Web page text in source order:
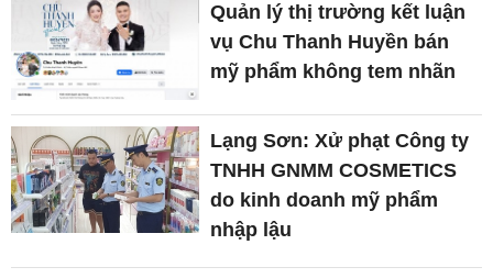
Quản lý thị trường kết luận
vụ Chu Thanh Huyền bán
mỹ phẩm không tem nhãn
Lạng Sơn: Xử phạt Công ty
TNHH GNMM COSMETICS
do kinh doanh mỹ phẩm
nhập lậu